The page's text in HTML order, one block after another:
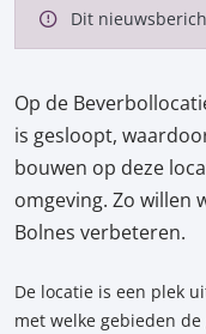
Dit
Op de
is gesloopt,
bouwen op deze
omgeving. Zo willen
Bolnes verbeteren.
De locatie is een plek
met welke gebieden